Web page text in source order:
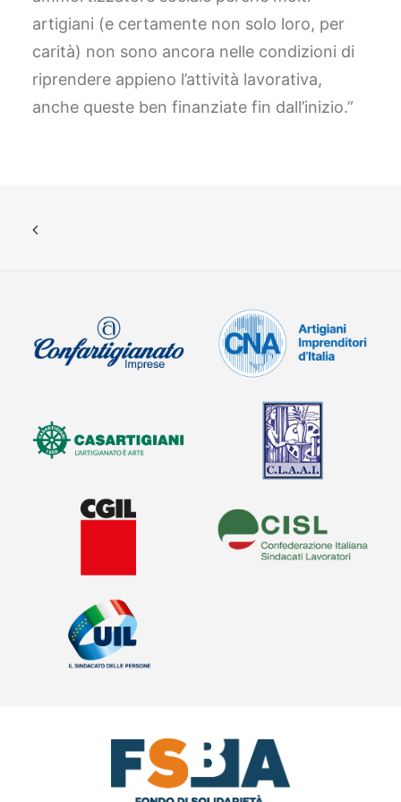
artigiani (e certamente non solo loro, per
carità) non sono ancora nelle condizioni di
riprendere appieno l’attività lavorativa,
anche queste ben finanziate fin dall’inizio.”